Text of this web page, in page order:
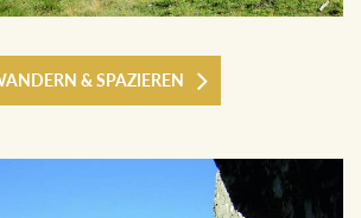
& SPAZIEREN